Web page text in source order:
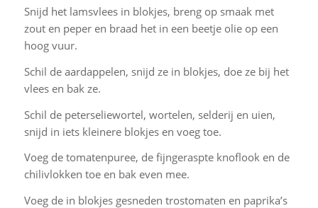
Snijd het lamsvlees in blokjes, breng op smaak met
zout en peper en braad het in een beetje olie op een
hoog vuur.
Schil de aardappelen, snijd ze in blokjes, doe ze bij het
vlees en bak ze.
Schil de peterseliewortel, wortelen, selderij en uien,
snijd in iets kleinere blokjes en voeg toe.
Voeg de tomatenpuree, de fijngeraspte knoflook en de
chilivlokken toe en bak even mee.
Voeg de in blokjes gesneden trostomaten en paprika’s